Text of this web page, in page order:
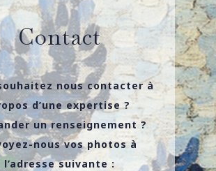
Contact
nous contacter à
d’une expertise ?
un renseignement ?
nous vos photos à
l’adresse suivante :